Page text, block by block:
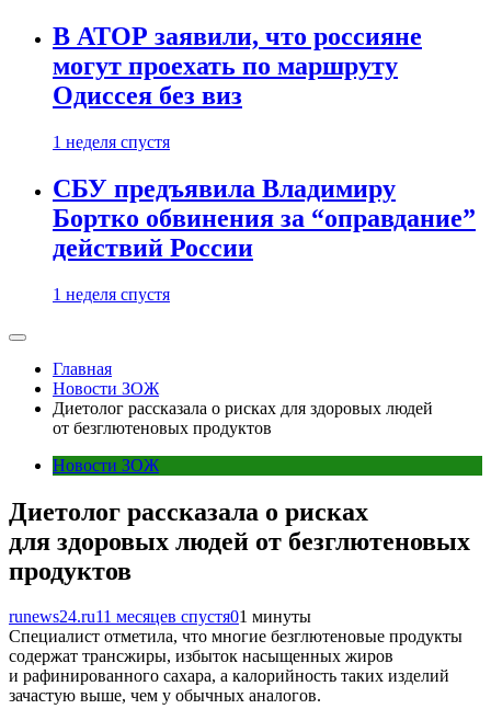
В АТОР заявили, что россияне
могут проехать по маршруту
Одиссея без виз
1 неделя спустя
СБУ предъявила Владимиру
Бортко обвинения за “оправдание”
действий России
1 неделя спустя
Главная
Новости ЗОЖ
Диетолог рассказала о рисках для здоровых людей
от безглютеновых продуктов
Новости ЗОЖ
Диетолог рассказала о рисках
для здоровых людей от безглютеновых
продуктов
runews24.ru11 месяцев спустя01 минуты
Специалист отметила, что многие безглютеновые продукты
содержат трансжиры, избыток насыщенных жиров
и рафинированного сахара, а калорийность таких изделий
зачастую выше, чем у обычных аналогов.